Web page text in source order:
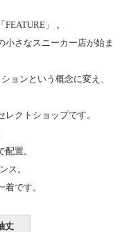
」 。
小さなスニーカー店が始ま
ョンという概念に変え、
クトショップです。
置。
ス。
です。
丈